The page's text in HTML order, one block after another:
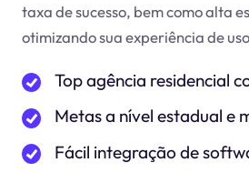
taxa de sucesso, bem como alta
otimizando sua experiência de
Top agência residencial
Metas a nível estadual e
Fácil integração de